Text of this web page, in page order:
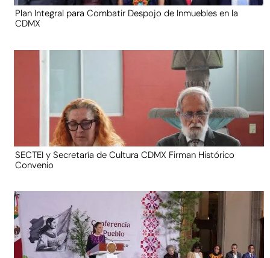
Plan Integral para Combatir Despojo de Inmuebles en la
CDMX
SECTEI y Secretaría de Cultura CDMX Firman Histórico
Convenio